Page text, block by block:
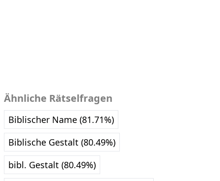
Ähnliche Rätselfragen
Biblischer Name (81.71%)
Biblische Gestalt (80.49%)
bibl. Gestalt (80.49%)